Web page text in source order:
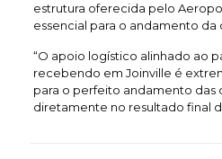
estrutura oferecida pelo
essencial para o andamento da
“O apoio logístico alinhado ao
recebendo em Joinville é
para o perfeito andamento
diretamente no resultado final